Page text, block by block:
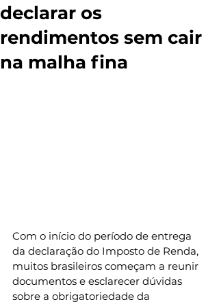
declarar os
rendimentos sem cair
na malha fina
Com o início do período de entrega
da declaração do Imposto de Renda,
muitos brasileiros começam a reunir
documentos e esclarecer dúvidas
sobre a obrigatoriedade da